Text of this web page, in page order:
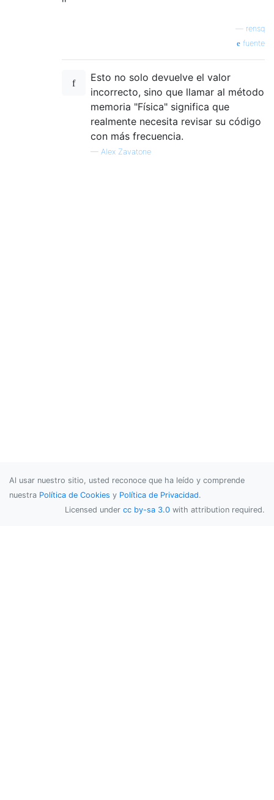
''
rensq
fuente
Esto no solo devuelve el valor
incorrecto, sino que llamar al método
memoria "Física" significa que
realmente necesita revisar su código
con más frecuencia.
— Alex Zavatone
Al usar nuestro sitio, usted reconoce que ha leído y comprende
nuestra Política de Cookies y Política de Privacidad.
Licensed under cc by-sa 3.0 with attribution required.